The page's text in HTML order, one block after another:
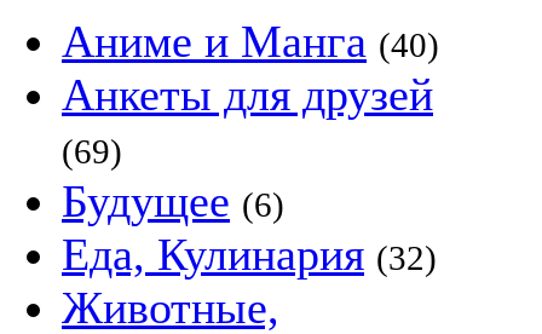
Аниме и Манга (40)
Анкеты для друзей
(69)
Будущее (6)
Еда, Кулинария (32)
Животные,